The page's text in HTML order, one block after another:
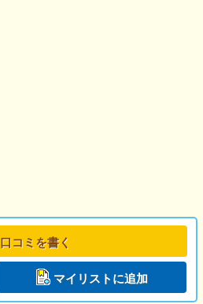
口コミを書く
マイリストに追加